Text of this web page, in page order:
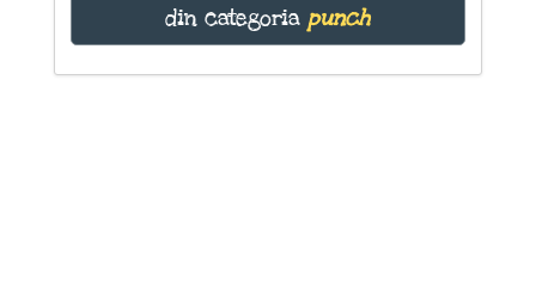
din categoriapunch